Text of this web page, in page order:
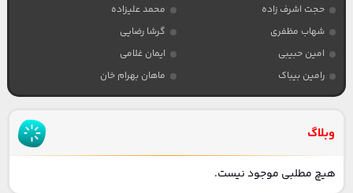
حجت اشرف زاده
محمد علیزاده
شهاب مظفری
گرشا رضایی
امین حبیبی
ایمان غلامی
رامین بیباک
ماهان بهرام خان
وبلاگ
هیچ مطلبی موجود نیست.